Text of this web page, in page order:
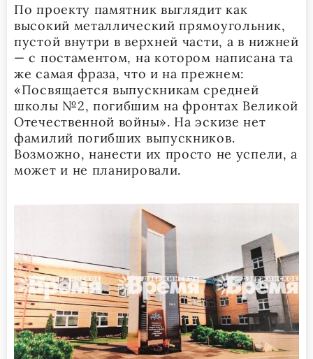
По проекту памятник выглядит как
высокий металлический прямоугольник,
пустой внутри в верхней части, а в нижней
— с постаментом, на котором написана та
же самая фраза, что и на прежнем:
«Посвящается выпускникам средней
школы №2, погибшим на фронтах Великой
Отечественной войны». На эскизе нет
фамилий погибших выпускников.
Возможно, нанести их просто не успели, а
может и не планировали.